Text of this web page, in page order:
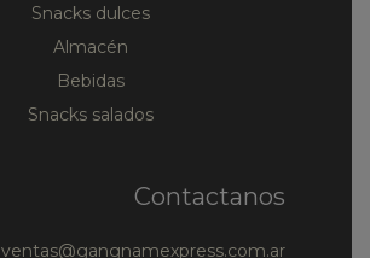
Snacks dulces
Almacén
Bebidas
Snacks salados
Contactanos
ventas@gangnamexpress.com.ar